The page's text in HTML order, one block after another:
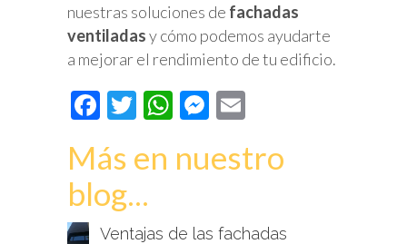
nuestras soluciones de fachadas
ventiladasy cómo podemos ayudarte
a mejorar el rendimiento de tu edificio.
Facebook
Twitter
WhatsApp
Messenger
Más en nuestro
blog...
Ventajas de las fachadas